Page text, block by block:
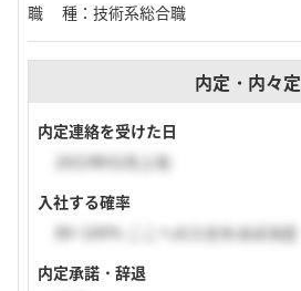
職種 ： 技術系総合職
内定・内々定
内定連絡を受けた日
2023年02月上旬
入社する確率
80~100% ここへの入社をほぼ決定
内定承諾・辞退